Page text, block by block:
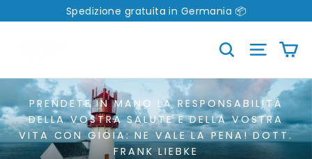
DirettamenteSpedizione gratuita in Germania 📦
Cerca
PRENDETE IN MANO LA RESPONSABILITÀ
DELLA VOSTRA SALUTE E DELLA VOSTRA
VITA CON GIOIA: NE VALE LA PENA! DOTT.
FRANK LIEBKE